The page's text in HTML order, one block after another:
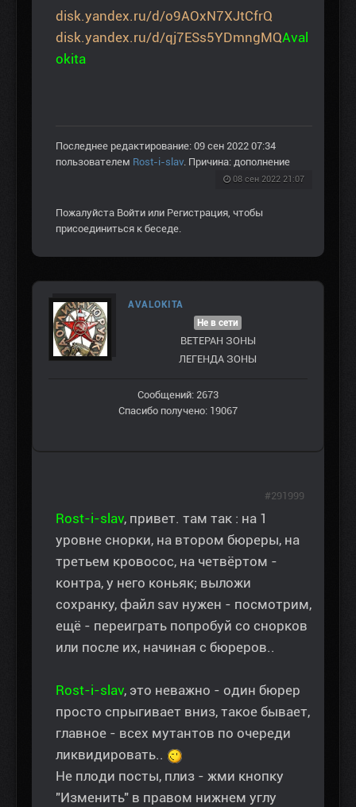
disk.yandex.ru/d/o9AOxN7XJtCfrQ
disk.yandex.ru/d/qj7ESs5YDmngMQAval
okita
Последнее редактирование: 09 сен 2022 07:34
пользователем Rost-i-slav. Причина: дополнение
08 сен 2022 21:07
Пожалуйста Войти или Регистрация, чтобы
присоединиться к беседе.
AVALOKITA
Не в сети
ВЕТЕРАН ЗOНЫ
ЛЕГЕНДА ЗОНЫ
Сообщений: 2673
Спасибо получено: 19067
Rost-i-slav, привет. там так : на 1
уровне снорки, на втором бюреры, на
третьем кровосос, на четвёртом -
контра, у него коньяк; выложи
сохранку, файл sav нужен - посмотрим,
ещё - переиграть попробуй со снорков
или после их, начиная с бюреров..
Rost-i-slav, это неважно - один бюрер
просто спрыгивает вниз, такое бывает,
главное - всех мутантов по очереди
ликвидировать..
Не плоди посты, плиз - жми кнопку
"Изменить" в правом нижнем углу
#291999